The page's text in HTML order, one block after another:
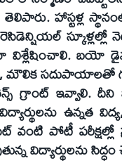
హాస్టళ్ల
స్కూళ్లల్లో
బయో
మౌలిక సదుపాయాలతో
గ్రాంట్ ఇవ్వాలి. దీని
ఉన్నత
పోటీ పరీక్షల్లో
విద్యార్థులను